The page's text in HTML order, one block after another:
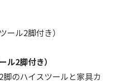
ル2脚付き）
のハイスツールと家具カ